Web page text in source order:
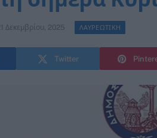
Δεκεμβρίου, 2025 ΛΑΥΡΕΩΤΙΚΗ
Twitter